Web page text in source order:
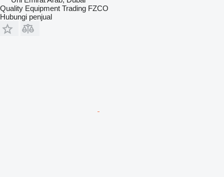
Quality Equipment Trading FZCO
Hubungi penjual